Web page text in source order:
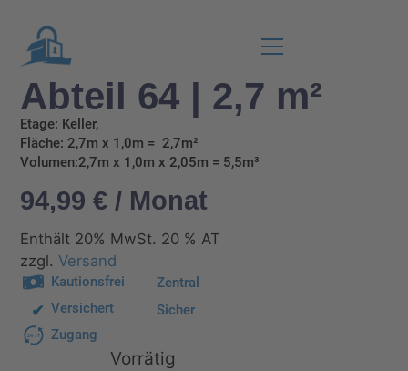
Abteil 64 | 2,7 m²
Etage: Keller,
Fläche: 2,7m x 1,0m = 2,7m²
Volumen:2,7m x 1,0m x 2,05m = 5,5m³
94,99€ / Monat
Enthält 20% MwSt. 20 % AT
zzgl.Versand
Kautionsfrei
Versichert
24 /7 Zugang
Zentral
Sicher
Vorrätig